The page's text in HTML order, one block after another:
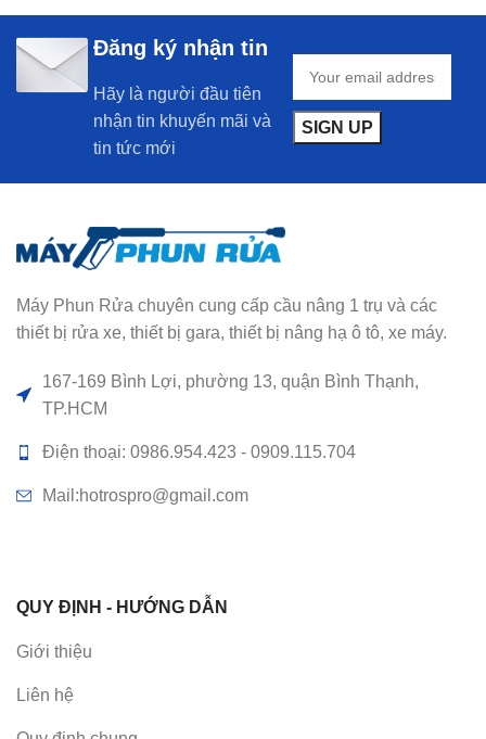
Đăng ký nhận tin
Hãy là người đầu tiên
nhận tin khuyến mãi và
tin tức mới
Máy Phun Rửa chuyên cung cấp cầu nâng 1 trụ và các
thiết bị rửa xe, thiết bị gara, thiết bị nâng hạ ô tô, xe máy.
167-169 Bình Lợi, phường 13, quận Bình Thạnh,
TP.HCM
Điện thoại: 0986.954.423 - 0909.115.704
Mail:hotrospro@gmail.com
QUY ĐỊNH - HƯỚNG DẪN
Giới thiệu
Liên hệ